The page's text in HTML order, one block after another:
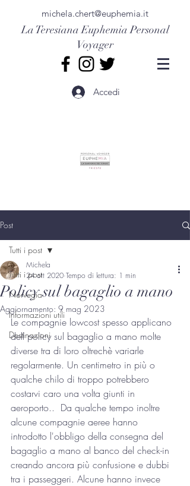
Accedi
michela.chert@euphemia.it
La TeresianaEuphemia Personal
Voyager
Post
Tutti i post
Norvegia
Informazioni utili
Destinazioni
Tutti i post
Policy sul bagaglio a mano
Michela
24 ott 2020 Tempo di lettura: 1 min
Aggiornamento: 9 mag 2023
Le compagnie lowcost spesso applicano
dell policy sul bagaglio a mano molte
diverse tra di loro oltrechè variarle
regolarmente. Un centimetro in più o
qualche chilo di troppo potrebbero
costarvi caro una volta giunti in
aeroporto..  Da qualche tempo inoltre
alcune compagnie aeree hanno
introdotto l'obbligo della consegna del
bagaglio a mano al banco del check-in
creando ancora più confusione e dubbi
tra i passeggeri. Alcune hanno invece